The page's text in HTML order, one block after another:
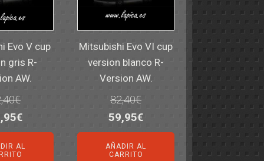
Evo V cup
gris R-
AW.
€
€El
precio
actual
AL
Mitsubishi Evo VI cup
version blanco R-
Version AW.
82,40€
El
precio
original
59,95€El
precio
actual
AÑADIR AL
CARRITO